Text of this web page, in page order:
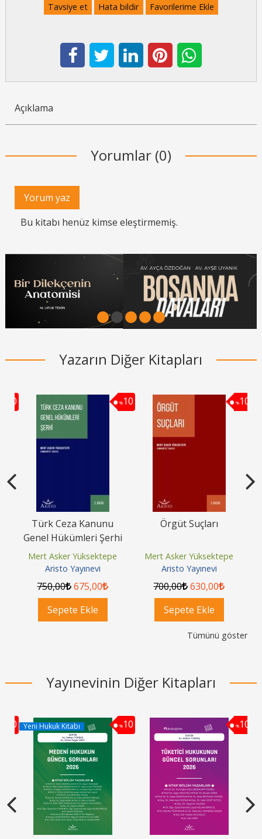
Tavsiye et Hata bildir Favorilerime Ekle
Açıklama
Yorumlar (0)
Yorum yaz
Bu kitabı henüz kimse eleştirmemiş.
1 2 3 4 5
Yazarın Diğer Kitapları
10 %10
Türk Ceza Kanunu
Genel Hükümleri Şerhi
Mert Asker Yüksektepe
Aristo Yayınevi
750,00 675,00
Sepete Ekle
%10
Örgüt Suçları
Mert Asker Yüksektepe
Aristo Yayınevi
700,00 630,00
Sepete Ekle
Tümünü göster
Yayınevinin Diğer Kitapları
10 %10
Yeni Hukuk Kitabı %10